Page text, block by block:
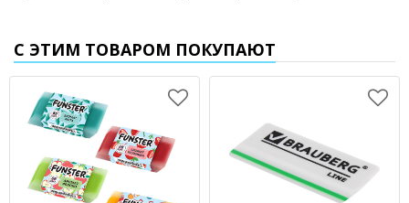
С ЭТИМ ТОВАРОМ ПОКУПАЮТ